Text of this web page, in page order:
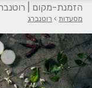
הזמנת-מקום |
מסעדות › רוטנברג